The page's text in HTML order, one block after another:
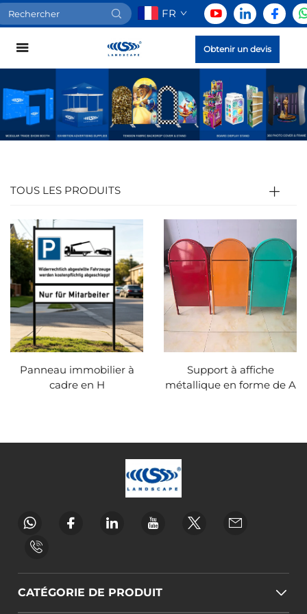
FR
Obtenir un devis
TOUS LES PRODUITS
Panneau immobilier à
cadre en H
Support à affiche
métallique en forme de A
CATÉGORIE DE PRODUIT